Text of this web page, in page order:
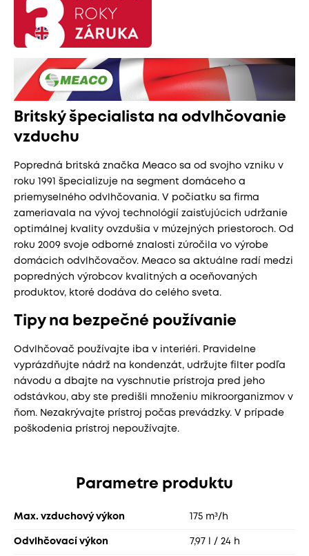
Britský špecialista na odvlhčovanie
vzduchu
Popredná britská značka Meaco sa od svojho vzniku v
roku 1991 špecializuje na segment domáceho a
priemyselného odvlhčovania. V počiatku sa firma
zameriavala na vývoj technológií zaisťujúcich udržanie
optimálnej kvality ovzdušia v múzejných priestoroch. Od
roku 2009 svoje odborné znalosti zúročila vo výrobe
domácich odvlhčovačov. Meaco sa aktuálne radí medzi
popredných výrobcov kvalitných a oceňovaných
produktov, ktoré dodáva do celého sveta.
Tipy na bezpečné používanie
Odvlhčovač používajte iba v interiéri. Pravidelne
vyprázdňujte nádrž na kondenzát, udržujte filter podľa
návodu a dbajte na vyschnutie prístroja pred jeho
odstávkou, aby ste predišli množeniu mikroorganizmov v
ňom. Nezakrývajte prístroj počas prevádzky. V prípade
poškodenia prístroj nepoužívajte.
Parametre produktu
Max. vzduchový výkon 175 m³/h
Odvlhčovací výkon 7,97 l / 24 h